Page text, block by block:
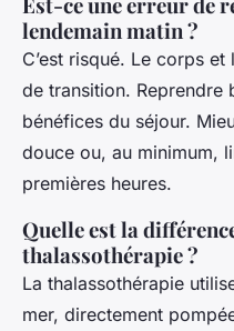
lendemain matin ?
C’est risqué. Le corps et
de transition. Reprendre
bénéfices du séjour.
douce ou, au minimum,
premières heures.
Quelle est la
thalassothérapie ?
La thalassothérapie
mer, directement